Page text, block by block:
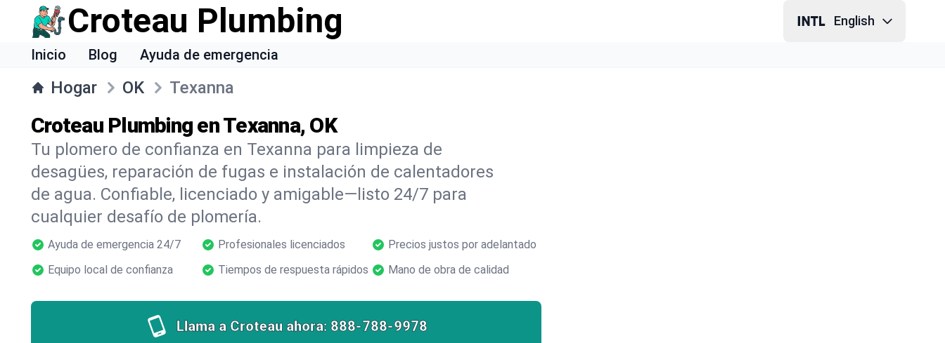
Croteau Plumbing English
Inicio Blog Ayuda de emergencia
Hogar OK Texanna
Croteau Plumbing en Texanna, OK
Tu plomero de confianza en Texanna para limpieza de
desagües, reparación de fugas e instalación de calentadores
de agua. Confiable, licenciado y amigable—listo 24/7 para
cualquier desafío de plomería.
Ayuda de emergencia 24/7 Profesionales licenciados
Precios justos por adelantado
Equipo local de confianza
Tiempos de respuesta rápidos Mano de obra de calidad
Llama a Croteau ahora: 888-788-9978